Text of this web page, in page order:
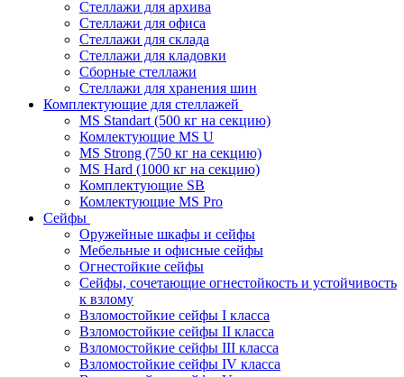
Стеллажи для архива
Стеллажи для офиса
Стеллажи для склада
Стеллажи для кладовки
Сборные стеллажи
Стеллажи для хранения шин
Комплектующие для стеллажей
MS Standart (500 кг на секцию)
Комлектующие MS U
MS Strong (750 кг на секцию)
MS Hard (1000 кг на секцию)
Комплектующие SB
Комлектующие MS Pro
Сейфы
Оружейные шкафы и сейфы
Мебельные и офисные сейфы
Огнестойкие сейфы
Сейфы, сочетающие огнестойкость и устойчивость
к взлому
Взломостойкие сейфы I класса
Взломостойкие сейфы II класса
Взломостойкие сейфы III класса
Взломостойкие сейфы IV класса